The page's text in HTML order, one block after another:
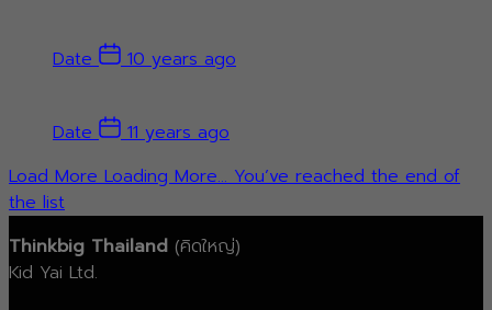
Date 10 years ago
Date
11 years ago
Load More Loading More... You’ve reached the end of
the list
Thinkbig Thailand (คิดใหญ่)
Kid Yai Ltd.